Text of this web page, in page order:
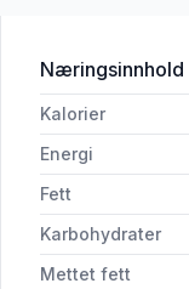
Næringsinnhold
Kalorier
Energi
Fett
Karbohydrater
Mettet fett